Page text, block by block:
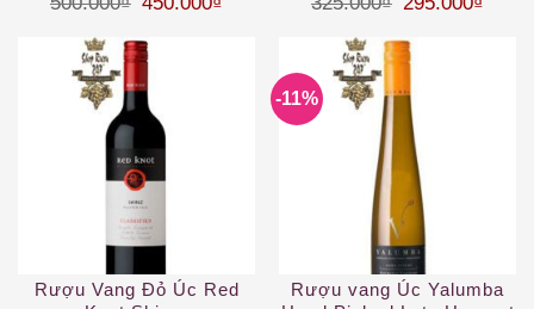
Được
45 sao
Được
45 sao
Rượu Vang Đỏ Úc Red
-11%
Rượu vang Úc Yalumba